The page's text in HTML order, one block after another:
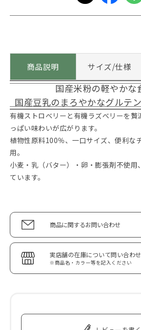
商品説明 サイズ/仕様
国産米粉の軽やかな
国産豆乳のまろやかなグルテ
有機ストロベリーと有機ラズベリーを贅
っぱい味わいが広がります。
植物性原料100％、一口サイズ、便利な
用。
小麦・乳（バター）・卵・膨張剤不使用
ています。
商品に関するお問い合わせ
実店舗の在庫について問い合わ
※商品名・カラー等を記入ください